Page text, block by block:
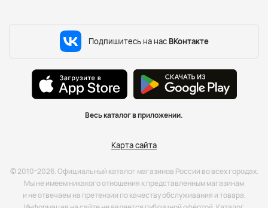
Подпишитесь на нас ВКонтакте
Весь каталог в приложении.
Карта сайта
© 2010-2026. Официальный каталог магазинов России во всех городах.
Мы не имеем никакого отношения к представленным магазинам
и не отвечаем на претензии по качеству обслуживания и товара.